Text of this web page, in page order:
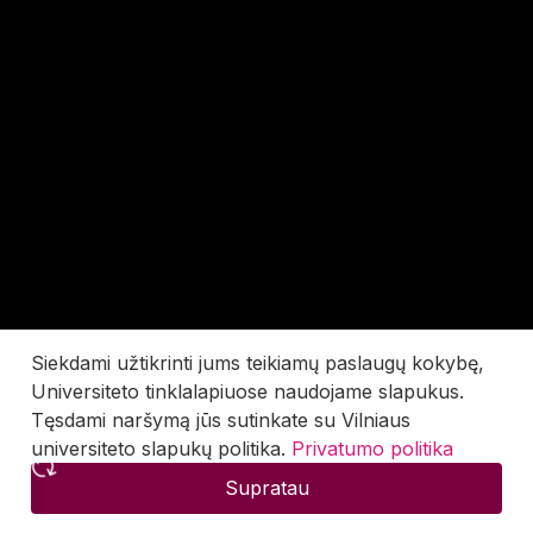
Siekdami užtikrinti jums teikiamų paslaugų kokybę,
Universiteto tinklalapiuose naudojame slapukus.
Tęsdami naršymą jūs sutinkate su Vilniaus
universiteto slapukų politika. Privatumo politika
Supratau